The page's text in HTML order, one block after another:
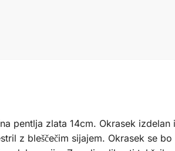
pentlja zlata 14cm. Okrasek
z bleščečim sijajem. Okrasek se